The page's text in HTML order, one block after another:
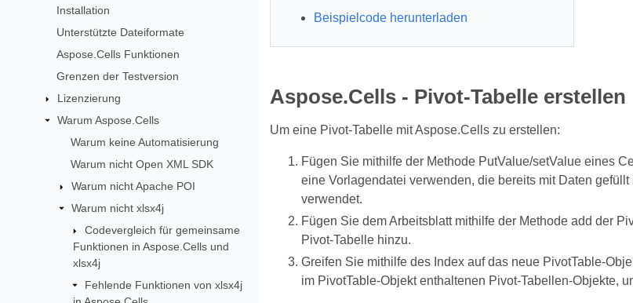
Installation
Unterstützte Dateiformate
Aspose.Cells Funktionen
Grenzen der Testversion
Lizenzierung
Warum Aspose.Cells
Warum keine Automatisierung
Warum nicht Open XML SDK
Warum nicht Apache POI
Warum nicht xlsx4j
Codevergleich für gemeinsame
Funktionen in Aspose.Cells und
xlsx4j
Fehlende Funktionen von xlsx4j
Beispielcode herunterladen
Aspose.Cells - Pivot-Tabelle erstellen
Um eine Pivot-Tabelle mit Aspose.Cells zu erstellen:
Fügen Sie mithilfe der Methode PutValue/setValue eines
eine Vorlagendatei verwenden, die bereits mit Daten
verwendet.
Fügen Sie dem Arbeitsblatt mithilfe der Methode add der
Pivot-Tabelle hinzu.
Greifen Sie mithilfe des Index auf das neue PivotTable-
im PivotTable-Objekt enthaltenen Pivot-Tabellen-Objekte,